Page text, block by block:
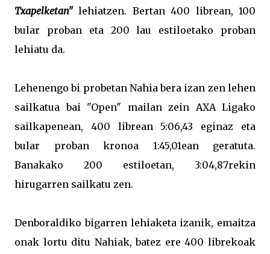
Txapelketan"lehiatzen. Bertan 400 librean, 100
bular proban eta 200 lau estiloetako proban
lehiatu da.
Lehenengo bi probetan Nahia bera izan zen lehen
sailkatua bai "Open" mailan zein AXA Ligako
sailkapenean, 400 librean 5:06,43 eginaz eta
bular proban kronoa 1:45,01ean geratuta.
Banakako 200 estiloetan, 3:04,87rekin
hirugarren sailkatu zen.
Denboraldiko bigarren lehiaketa izanik, emaitza
onak lortu ditu Nahiak, batez ere 400 librekoak